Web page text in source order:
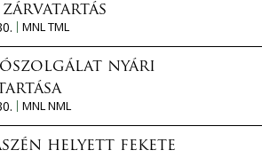
MNL TML
nyári
MNL NML
helyett fekete